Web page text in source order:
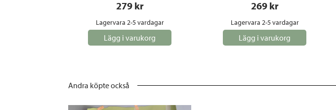
279 kr
Lagervara 2-5 vardagar
Lägg i varukorg
269 kr
Lagervara 2-5 vardagar
Lägg i varukorg
Andra köpte också